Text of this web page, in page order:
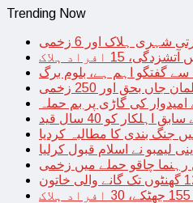
Trending Now
شہری ہلاک اور 6 زخمی
15 افراد ہلاک
سے گفتگو اہم ہے، بلوم برگ
امیدوار کی گاڑی پر بم حملہ
کو 40 سال قید
جنگ بندی کا مطالبہ کردیا
لیمبو نے اسلام قبول کرلیا
رہنما چاقو حملے میں زخمی